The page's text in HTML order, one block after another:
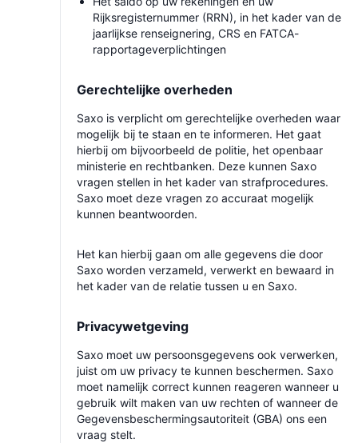
Rijksregisternummer (RRN), in het kader van de
jaarlijkse renseignering, CRS en FATCA-
rapportageverplichtingen
Gerechtelijke overheden
Saxo is verplicht om gerechtelijke overheden waar
mogelijk bij te staan en te informeren. Het gaat
hierbij om bijvoorbeeld de politie, het openbaar
ministerie en rechtbanken. Deze kunnen Saxo
vragen stellen in het kader van strafprocedures.
Saxo moet deze vragen zo accuraat mogelijk
kunnen beantwoorden.
Het kan hierbij gaan om alle gegevens die door
Saxo worden verzameld, verwerkt en bewaard in
het kader van de relatie tussen u en Saxo.
Privacywetgeving
Saxo moet uw persoonsgegevens ook verwerken,
juist om uw privacy te kunnen beschermen. Saxo
moet namelijk correct kunnen reageren wanneer u
gebruik wilt maken van uw rechten of wanneer de
Gegevensbeschermingsautoriteit (GBA) ons een
vraag stelt.